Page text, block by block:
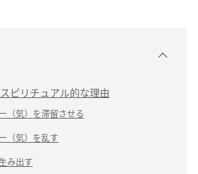
ピリチュアル的な理由
（気）を滞留させる
（気）を乱す
み出す